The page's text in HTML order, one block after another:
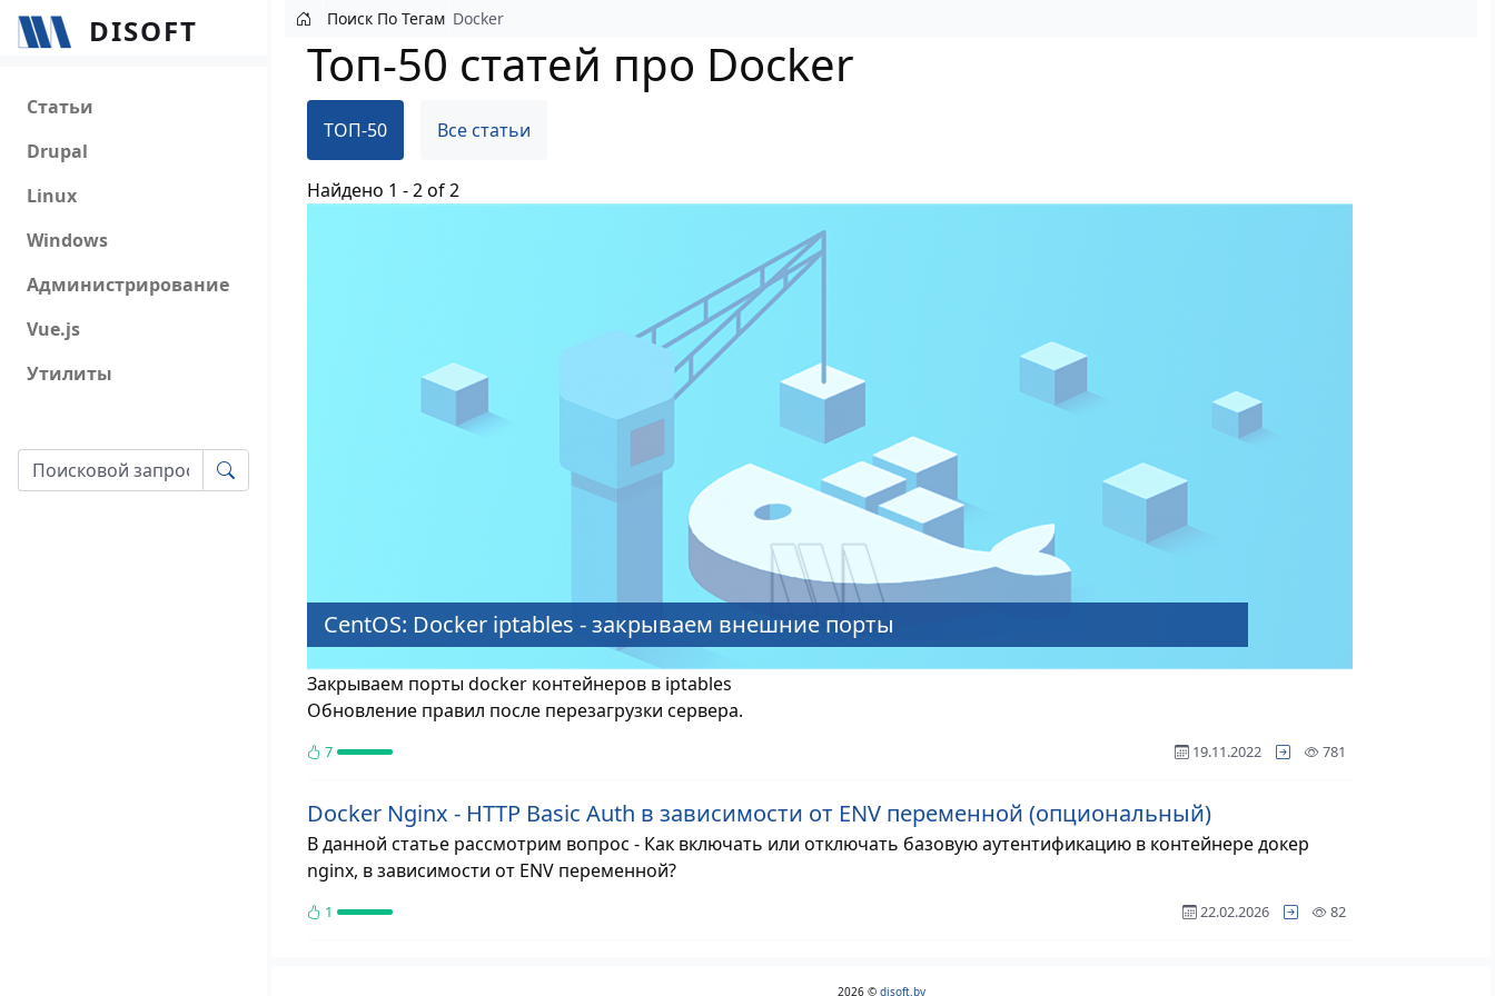
Перейти к основному содержанию
DISOFT
Main navigation
Статьи
Drupal
Linux
Windows
Администрирование
Vue.js
Утилиты
Поиск По Тегам Docker
Топ-50 статей про Docker
ТОП-50 Все статьи
Найдено 1 - 2 of 2
CentOS: Docker iptables - закрываем внешние порты
Закрываем порты docker контейнеров в iptables
Обновление правил после перезагрузки сервера.
7 19.11.2022 781
Docker Nginx - HTTP Basic Auth в зависимости от ENV переменной (опциональный)
В данной статье рассмотрим вопрос - Как включать или отключать базовую аутентификацию в контейнере докер
nginx, в зависимости от ENV переменной?
1 22.02.2026 82просмотра
2026 © disoft.by